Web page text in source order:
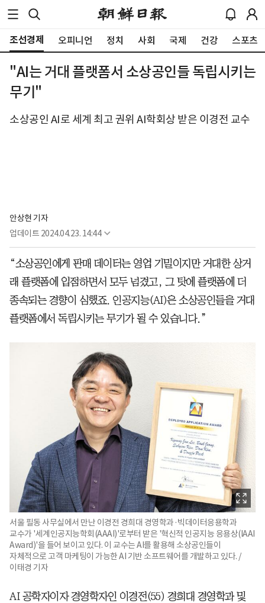
조선경제 오피니언 정치 사회 국제 건강 스포츠
"AI는 거대 플랫폼서 소상공인들 독립시키는
무기"
소상공인 AI로 세계 최고 권위 AI학회상 받은 이경전 교수
안상현 기자
업데이트 2024.04.23. 14:44
“소상공인에게 판매 데이터는 영업 기밀이지만 거대한 상거
래 플랫폼에 입점하면서 모두 넘겼고, 그 탓에 플랫폼에 더
종속되는 경향이 심했죠. 인공지능(AI)은 소상공인들을 거대
플랫폼에서 독립시키는 무기가 될 수 있습니다.”
서울 필동 사무실에서 만난 이경전 경희대 경영학과·빅데이터응용학과
교수가 '세계인공지능학회(AAAI)'로부터 받은 '혁신적 인공지능 응용상(IAAI
Award)'을 들어 보이고 있다. 이 교수는 AI를 활용해 소상공인들이
자체적으로 고객 마케팅이 가능한 AI 기반 소프트웨어를 개발하고 있다. /
이태경 기자
AI 공학자이자 경영학자인 이경전(55) 경희대 경영학과 및